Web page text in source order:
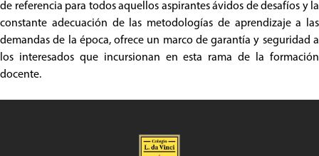
de referencia para todos aquellos aspirantes ávidos de desafíos y la
constante adecuación de las metodologías de aprendizaje a las
demandas de la época, ofrece un marco de garantía y seguridad a
los interesados que incursionan en esta rama de la formación
docente.